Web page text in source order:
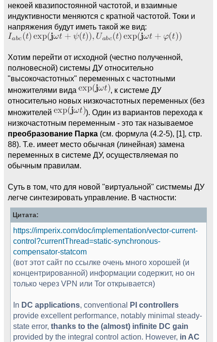
некоей квазипостоянной частотой, и взаимные
индуктивности меняются с кратной частотой. Токи и
напряжения будут иметь такой же вид:
Хотим перейти от исходной (честно полученной,
полновесной) системы ДУ относительно
"высокочастотных" переменных с частотными
множителями вида
, к системе ДУ
относительно новых низкочастотных переменных (без
множителей
). Один из вариантов перехода к
низкочастотным переменным - это так называемое
преобразование Парка (см. формула (4.2-5), [1], стр.
88). Т.е. имеет место обычная (линейная) замена
переменных в системе ДУ, осуществляемая по
обычным правилам.
Суть в том, что для новой "виртуальной" систмемы ДУ
легче синтезировать управление. В частности:
Цитата:
https://imperix.com/doc/implementation/vector-current-
control?currentThread=static-synchronous-
compensator-statcom
(вот этот сайт по ссылке очень много хорошей (и
концентрированной) информации содержит, но он
только через VPN или Tor открывается)
In DC applications, conventional
PI controllers
provide excellent performance, notably minimal steady-
state error, thanks to the (almost) infinite DC gain
provided by the integral control action. However, in AC